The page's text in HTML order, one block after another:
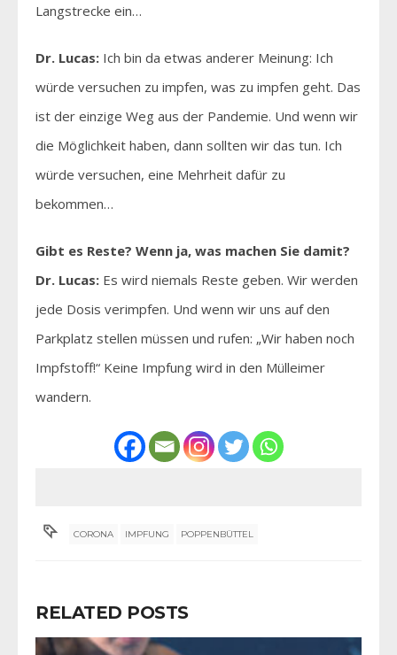
Langstrecke ein…
Dr. Lucas: Ich bin da etwas anderer Meinung: Ich
würde versuchen zu impfen, was zu impfen geht. Das
ist der einzige Weg aus der Pandemie. Und wenn wir
die Möglichkeit haben, dann sollten wir das tun. Ich
würde versuchen, eine Mehrheit dafür zu
bekommen…
Gibt es Reste? Wenn ja, was machen Sie damit?
Dr. Lucas: Es wird niemals Reste geben. Wir werden
jede Dosis verimpfen. Und wenn wir uns auf den
Parkplatz stellen müssen und rufen: „Wir haben noch
Impfstoff!“ Keine Impfung wird in den Mülleimer
wandern.
CORONA IMPFUNG POPPENBÜTTEL
RELATED POSTS